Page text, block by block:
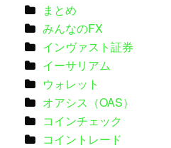
まとめ
みんなのFX
インヴァスト証券
イーサリアム
ウォレット
オアシス（OAS）
コインチェック
コイントレード